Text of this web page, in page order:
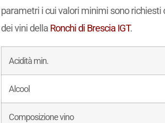
parametri i cui valori minimi sono
dei vini della Ronchi di Brescia IGT.
Acidità min.
Alcool
Composizione vino